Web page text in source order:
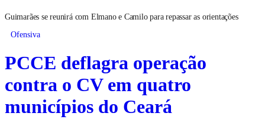
Guimarães se reunirá com Elmano e Camilo para repassar as orientações
Ofensiva
PCCE deflagra operação
contra o CV em quatro
municípios do Ceará